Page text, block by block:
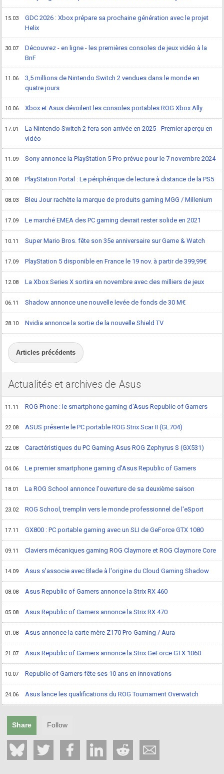
15.03
GDC 2026 : Xbox prépare sa prochaine génération avec le projet
Helix
30.07
Découvrez - en ligne - les premières consoles de jeux vidéo à la
BnF
11.06
3,5 millions de Nintendo Switch 2 vendues dans le monde en
quatre jours
10.06 Xbox et Asus dévoilent les consoles portables ROG Xbox Ally
17.01
La Nintendo Switch 2 fera son arrivée en 2025 - Premier aperçu en
vidéo
11.09 Sony annonce la PlayStation 5 Pro prévue pour le 7 novembre 2024
30.08 PlayStation Portal : Le périphérique de lecture à distance de la PS5
08.03 Bleu Jour rachète la marque de produits gaming MGG / Millenium
17.09 Le marché EMEA des PC gaming devrait rester solide en 2021
10.11 Super Mario Bros. fête son 35e anniversaire sur Game & Watch
17.09 PlayStation 5 disponible en France le 19 nov. à partir de 399,99€
12.08 La Xbox Series X sortira en novembre avec des milliers de jeux
06.11 Shadow annonce une nouvelle levée de fonds de 30 M€
28.10 Nvidia annonce la sortie de la nouvelle Shield TV
Articles précédents
Actualités et archives de Asus
11.11 ROG Phone : le smartphone gaming d'Asus Republic of Gamers
22.08 ASUS présente le PC portable ROG Strix Scar II (GL704)
22.08 Caractéristiques du PC Gaming Asus ROG Zephyrus S (GX531)
04.06 Le premier smartphone gaming d'Asus Republic of Gamers
18.01 La ROG School annonce l'ouverture de sa deuxième saison
23.02 ROG School, tremplin vers le monde professionnel de l'eSport
17.11 GX800 : PC portable gaming avec un SLI de GeForce GTX 1080
09.11 Claviers mécaniques gaming ROG Claymore et ROG Claymore Core
14.09 Asus s'associe avec Blade à l'origine du Cloud Gaming Shadow
08.08 Asus Republic of Gamers annonce la Strix RX 460
05.08 Asus Republic of Gamers annonce la Strix RX 470
01.08 Asus annonce la carte mère Z170 Pro Gaming / Aura
21.07 Asus Republic of Gamers annonce la Strix GeForce GTX 1060
10.07 Republic of Gamers fête ses 10 ans en innovations
24.06 Asus lance les qualifications du ROG Tournament Overwatch
Share Follow